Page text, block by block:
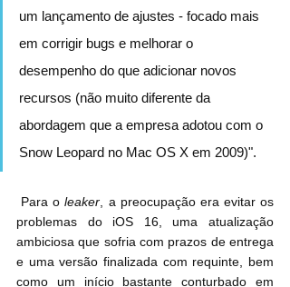
um lançamento de ajustes - focado mais
em corrigir bugs e melhorar o
desempenho do que adicionar novos
recursos (não muito diferente da
abordagem que a empresa adotou com o
Snow Leopard no Mac OS X em 2009)".
Para o leaker , a preocupação era evitar os
problemas do iOS 16, uma atualização
ambiciosa que sofria com prazos de entrega
e uma versão finalizada com requinte, bem
como um início bastante conturbado em